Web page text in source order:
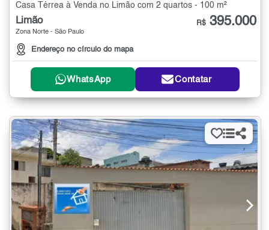
Casa Térrea à Venda no Limão com 2 quartos - 100 m²
Limão
Zona Norte - São Paulo
Endereço no círculo do mapa
R$ 395.000
WhatsApp Contatar